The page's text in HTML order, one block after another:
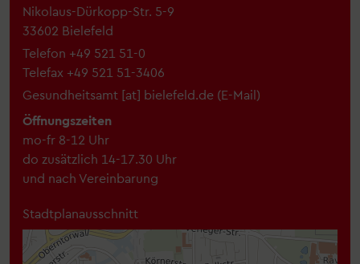
Nikolaus-Dürkopp-Str. 5-9
33602 Bielefeld
Telefon +49 521 51-0
Telefax +49 521 51-3406
Gesundheitsamt [at] bielefeld.de (E-Mail)
Öffnungszeiten
mo-fr 8-12 Uhr
do zusätzlich 14-17.30 Uhr
und nach Vereinbarung
Stadtplanausschnitt